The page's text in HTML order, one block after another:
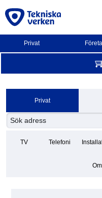
Privat
Privat
TV Telefoni